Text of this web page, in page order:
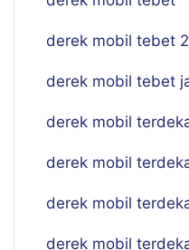
derek mobil tebet
derek mobil tebet
derek mobil
derek mobil
derek mobil
derek mobil